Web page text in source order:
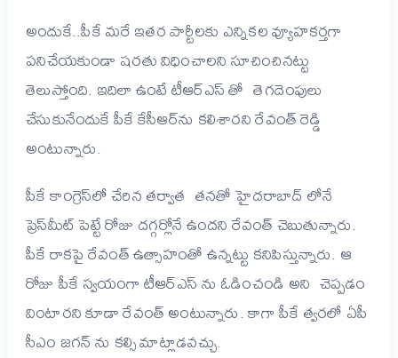
అందుకే..పీకే మరే ఇతర పార్టీలకు ఎన్నికల వ్యూహకర్తగా
పనిచేయకుండా షరతు విధించాలని సూచించినట్టు
తెలుస్తోంది. ఇదిలా ఉంటే టీఆర్ఎస్ తో తెగదెంపులు
చేసుకునేందుకే పీకే కేసీఆర్‌ను కలిశారని రేవంత్ రెడ్డి
అంటున్నారు.
పీకే కాంగ్రెస్‌లో చేరిన తర్వాత తనతో హైదరాబాద్ లోనే
ప్రెస్‌మీట్‌ పెట్టే రోజు దగ్గర్లోనే ఉందని రేవంత్‌ చెబుతున్నారు.
పీకే రాకపై రేవంత్ ఉత్సాహంతో ఉన్నట్టు కనిపిస్తున్నారు. ఆ
రోజు పీకే స్వయంగా టీఆర్ఎస్ ను ఓడించండి అని చెప్పడం
వింటారని కూడా రేవంత్ అంటున్నారు. కాగా పీకే త్వరలో ఏపీ
సీఎం జగన్ ను కల్సి మాట్లాడవచ్చు.